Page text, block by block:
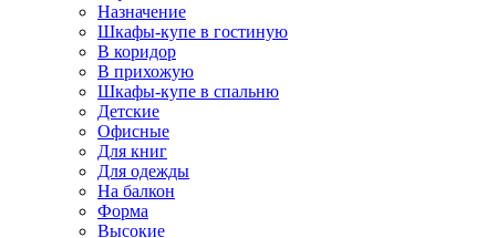
Назначение
Шкафы-купе в гостиную
В коридор
В прихожую
Шкафы-купе в спальню
Детские
Офисные
Для книг
Для одежды
На балкон
Форма
Высокие